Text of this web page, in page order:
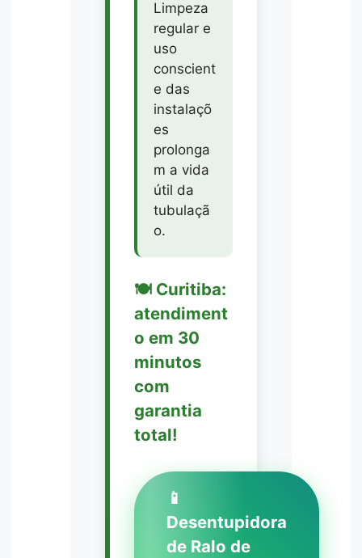
Limpeza
regular e
uso
conscient
e das
instalaçõ
es
prolonga
m a vida
útil da
tubulaçã
o.
🍽️ Curitiba:
atendiment
o em 30
minutos
com
garantia
total!
📱
Desentupidora
de Ralo de